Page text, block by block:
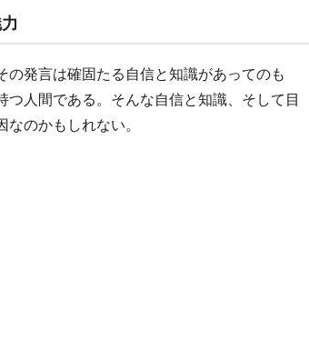
発言は確固たる自信と知識があってのも
人間である。そんな自信と知識、そして目
のかもしれない。